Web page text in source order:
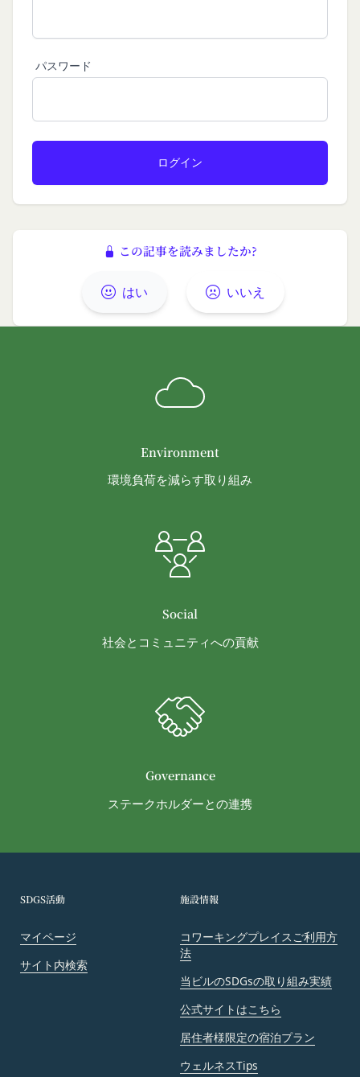
パスワード
この記事を読みましたか?
はい いいえ
Environment
環境負荷を減らす取り組み
Social
社会とコミュニティへの貢献
Governance
ステークホルダーとの連携
SDGS活動
マイページ
サイト内検索
施設情報
コワーキングプレイスご利用方
法
当ビルのSDGsの取り組み実績
公式サイトはこちら
居住者様限定の宿泊プラン
ウェルネスTips
（本規約第10条3項で定義します。）の削除その他
の必要な措置を講じることができるものとします。
当社が前項に定める措置を講じた場合において、当
る義務及び当該措置により会員に生じた損害を賠償
する義務並びにその他一切の義務を負わないものと
第9条（当社が提供するコンテンツに関する知的財
像、プログラム等（以下「コンテンツ」といいま
は全て当社または当社にコンテンツの使用を許諾す
る者に帰属するものであり、会員はこれらの権利を
他掲載内容の全部または一部を権利者の許可なく使
用（複製、改変、転用、転送、配布、掲示、販売、
題が生じた場合、自己の責任と費用においてかかる
問題を解決するとともに当社に何等の損害、損失ま
当社所定の方法により会員が提供する商品レビュ
ー、画像データその他一切の提供物（以下、これら
財産権等の権利は、従前どおり会員が保持するもの
可能かつ譲渡可能な使用、複製、配布、派生著作物
の作成、表示および実行（以下「使用等」といいま
会員は、提供物について、自らが使用等についての
の権利を侵害していないことについて保証するもの
会員は、当社および当社から提供物の権利を承継し
格権を行使しないことをあらかじめ承諾するものと
当社は、本サービスの利用に関して、書面の送付、
電子メールの送信、当社ウェブサイト上における掲
示その他当社が適当と認める方法により会員に通知
を行うことができるものとし、会員はこれに同意す
当社は、前項に定める通知を書面の送付、電子メー
ルの送信によって行う場合、会員が申込時（変更手